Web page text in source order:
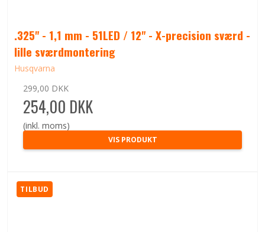
.325" - 1,1 mm - 51LED / 12" - X-precision sværd -
lille sværdmontering
Husqvarna
299,00 DKK
254,00 DKK
(inkl. moms)
VIS PRODUKT
TILBUD